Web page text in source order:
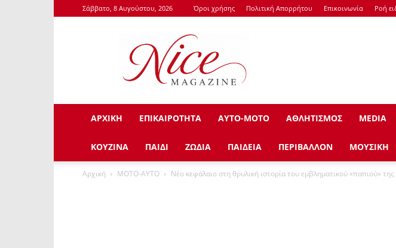
Σάββατο, 8 Αυγούστου, 2026 Όροι χρήσης Πολιτική Απορρήτου Επικοινωνία Ροή
NiceMagazine.Gr
ΑΡΧΙΚΗ ΕΠΙΚΑΙΡΟΤΗΤΑ ΑΥΤΟ-ΜΟΤΟ ΑΘΛΗΤΙΣΜΟΣ ΜEDIA
ΚΟΥΖΙΝΑ ΠΑΙΔΙ ΖΩΔΙΑ ΠΑΙΔΕΙΑ ΠΕΡΙΒΑΛΛΟΝ ΜΟΥΣΙΚΗ
Αρχική ΜΟΤΟ-ΑΥΤΟ Νέο κεφάλαιο στη θρυλική ιστορία του εμβληματικού «παπιού»